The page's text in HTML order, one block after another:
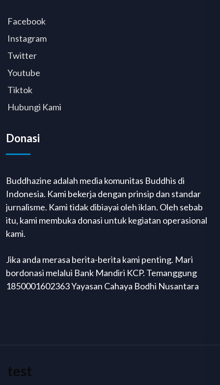
Facebook
Instagram
Twitter
Youtube
Tiktok
Hubungi Kami
Donasi
Buddhazine adalah media komunitas Buddhis di
Indonesia. Kami bekerja dengan prinsip dan standar
jurnalisme. Kami tidak dibiayai oleh iklan. Oleh sebab
itu, kami membuka donasi untuk kegiatan operasional
kami.
Jika anda merasa berita-berita kami penting. Mari
bordonasi melalui Bank Mandiri KCP. Temanggung
1850001602363 Yayasan Cahaya Bodhi Nusantara
test